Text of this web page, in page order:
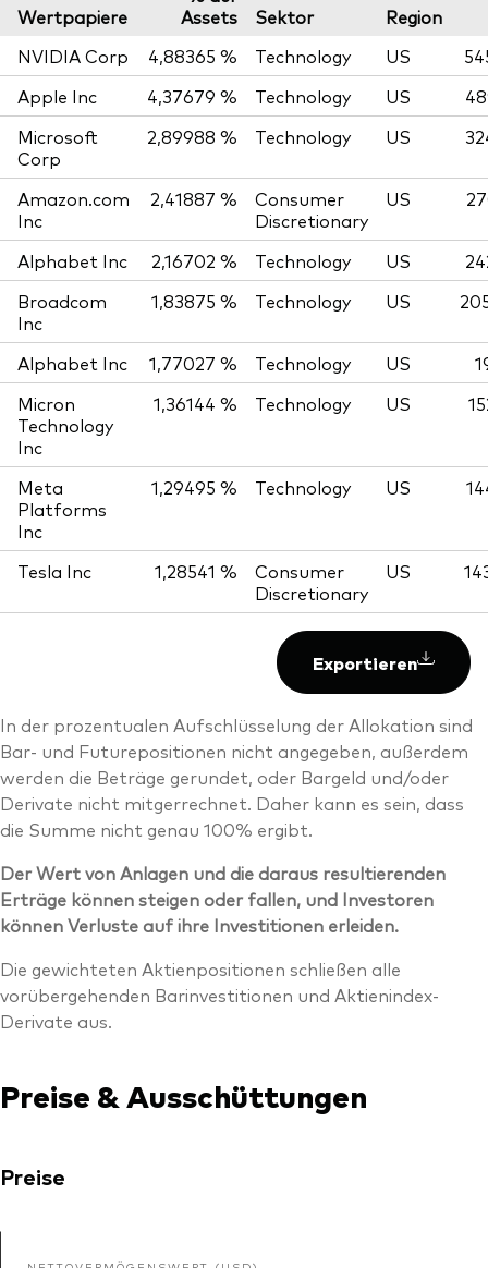
Wertpapiere
Assets
Sektor
Region
NVIDIA Corp
4,88365 % Technology US
Apple Inc
4,37679 % Technology US
Microsoft
Corp
2,89988 % Technology US
Amazon.com
Inc
2,41887 %
Consumer
Discretionary
US
Alphabet Inc 2,16702 % Technology US
Broadcom
Inc
1,83875 % Technology US
Alphabet Inc 1,77027 % Technology US
Micron
Technology
Inc
1,36144 % Technology US
Meta
Platforms
Inc
1,29495 % Technology US
Tesla Inc 1,28541 %
Consumer
Discretionary
US
Exportieren
In der prozentualen Aufschlüsselung der Allokation sind
Bar- und Futurepositionen nicht angegeben, außerdem
werden die Beträge gerundet, oder Bargeld und/oder
Derivate nicht mitgerrechnet. Daher kann es sein, dass
die Summe nicht genau 100% ergibt.
Der Wert von Anlagen und die daraus resultierenden
Erträge können steigen oder fallen, und Investoren
können Verluste auf ihre Investitionen erleiden.
Die gewichteten Aktienpositionen schließen alle
vorübergehenden Barinvestitionen und Aktienindex-
Derivate aus.
Preise & Ausschüttungen
Preise